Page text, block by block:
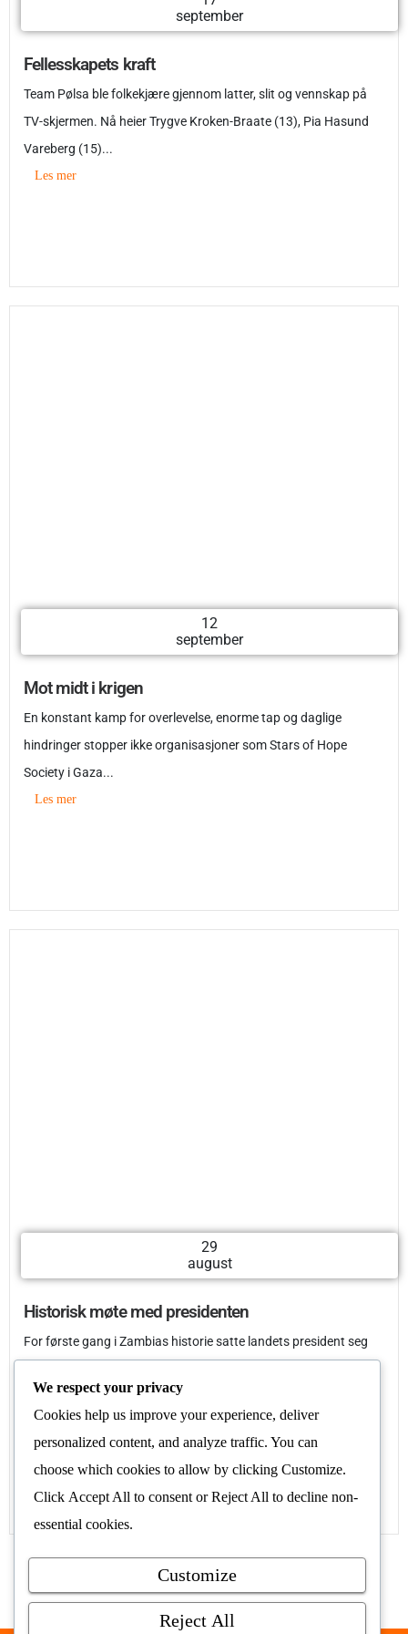
september
Fellesskapets kraft
Team Pølsa ble folkekjære gjennom latter, slit og vennskap på
TV-skjermen. Nå heier Trygve Kroken-Braate (13), Pia Hasund
Vareberg (15)...
Les mer
12
september
Mot midt i krigen
En konstant kamp for overlevelse, enorme tap og daglige
hindringer stopper ikke organisasjoner som Stars of Hope
Society i Gaza...
Les mer
29
august
Historisk møte med presidenten
For første gang i Zambias historie satte landets president seg
organisasjoner. Resultatet ble en...
Les mer
Flere nyheter
We respect your privacy
Cookies help us improve your experience, deliver
personalized content, and analyze traffic. You can
choose which cookies to allow by clicking Customize.
Click Accept All to consent orReject All to decline non-
essential cookies.
Customize
Reject All